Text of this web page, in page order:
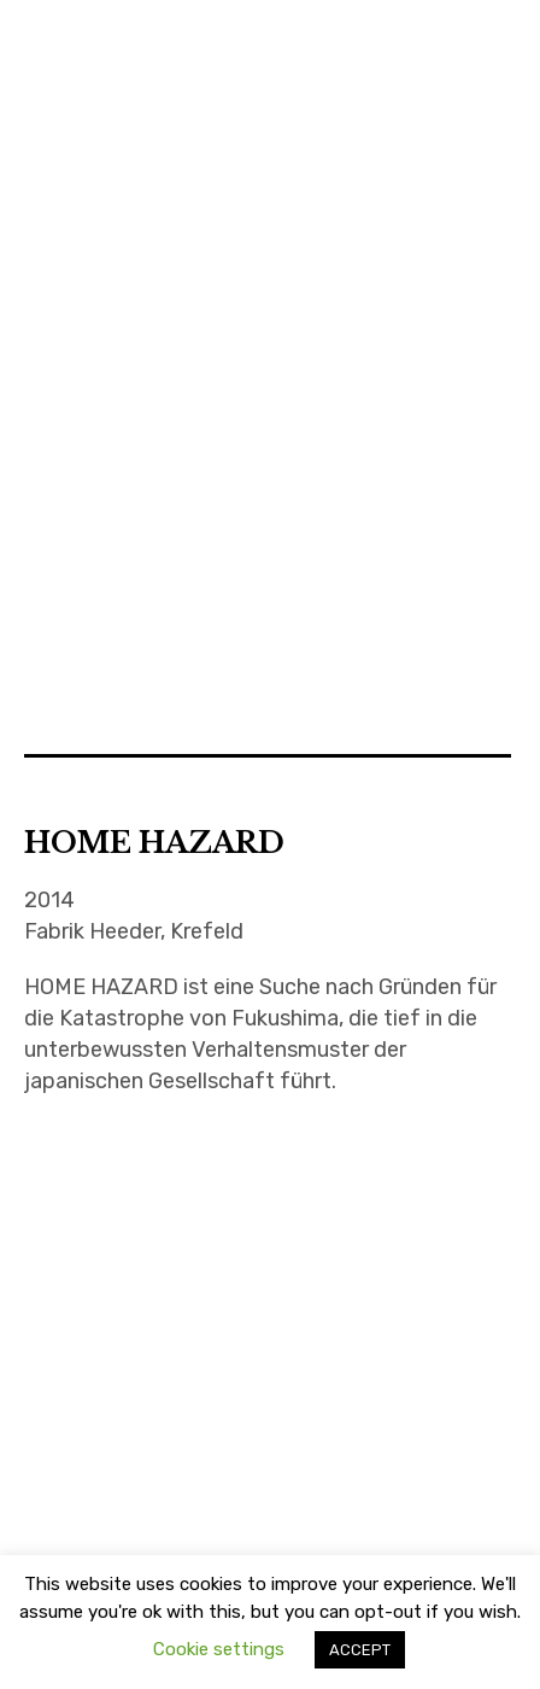
HOME HAZARD
2014
Fabrik Heeder, Krefeld
HOME HAZARD ist eine Suche nach Gründen für
die Katastrophe von Fukushima, die tief in die
unterbewussten Verhaltensmuster der
japanischen Gesellschaft führt.
This website uses cookies to improve your experience. We'll
assume you're ok with this, but you can opt-out if you wish.
Cookie settings
ACCEPT